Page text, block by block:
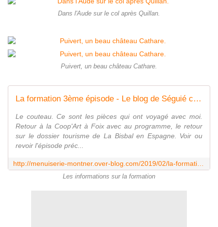
Dans l'Aude sur le col après Quillan.
Puivert, un beau château Cathare.
La formation 3ème épisode - Le blog de Séguié christian
Le couteau. Ce sont les pièces qui ont voyagé avec moi.
Retour à la Coop'Art à Foix avec au programme, le retour
sur le dossier tourisme de La Bisbal en Espagne. Voir ou
revoir l'épisode préc...
Les informations sur la formation